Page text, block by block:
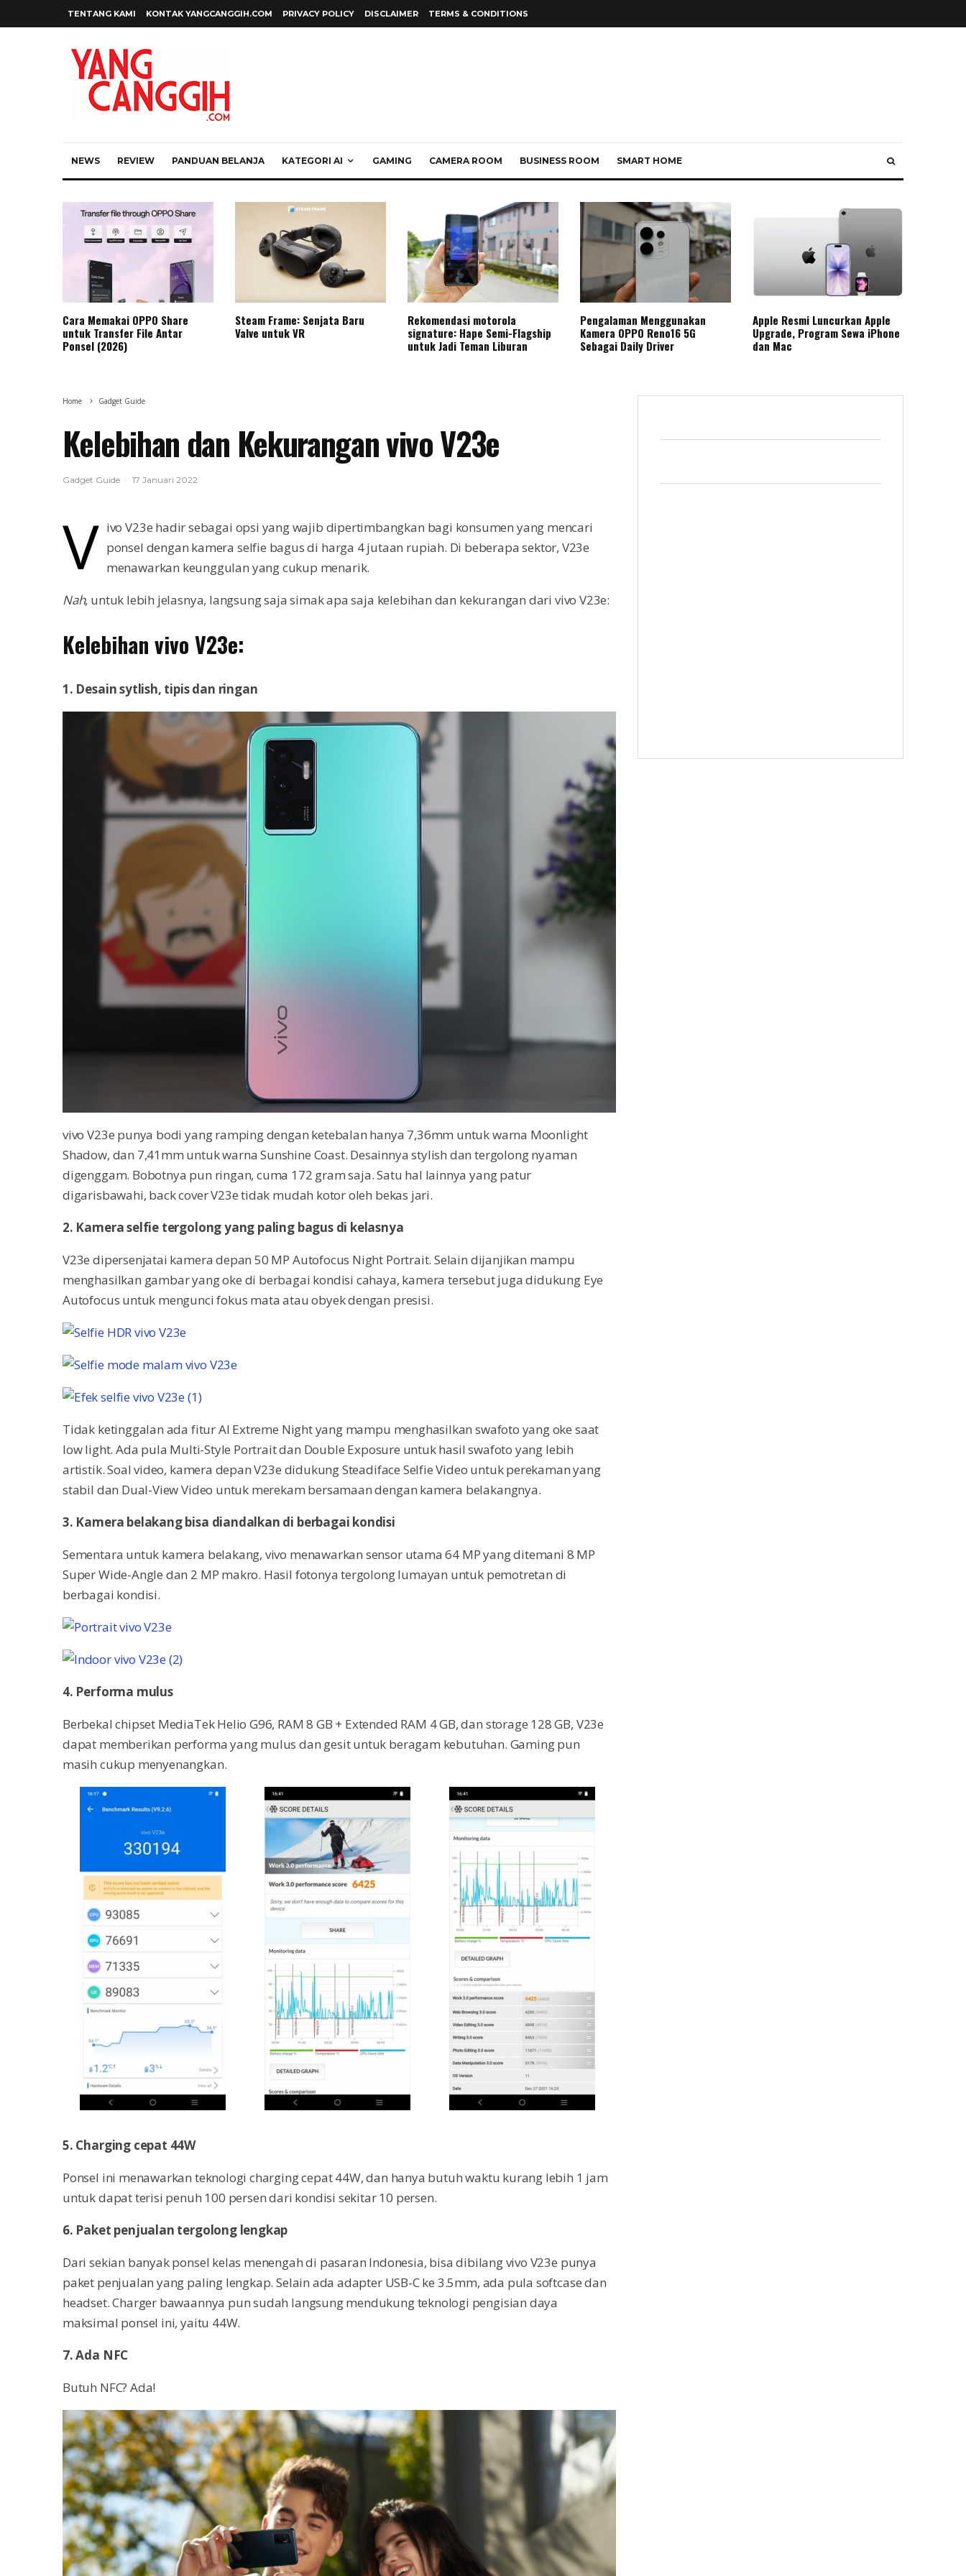
TENTANG KAMI KONTAK YANGCANGGIH.COM PRIVACY POLICY DISCLAIMER TERMS & CONDITIONS
NEWS REVIEW PANDUAN BELANJA KATEGORI AI GAMING CAMERA ROOM BUSINESS ROOM SMART HOME
Cara Memakai OPPO Share
untuk Transfer File Antar
Ponsel (2026)
Steam Frame: Senjata Baru
Valve untuk VR
Rekomendasi motorola
signature: Hape Semi-Flagship
untuk Jadi Teman Liburan
Pengalaman Menggunakan
Kamera OPPO Reno16 5G
Sebagai Daily Driver
Apple Resmi Luncurkan Apple
Upgrade, Program Sewa iPhone
dan Mac
Home Gadget Guide
Kelebihan dan Kekurangan vivo V23e
Gadget Guide · 17 Januari 2022
v ivo V23e hadir sebagai opsi yang wajib dipertimbangkan bagi konsumen yang mencari
ponsel dengan kamera selfie bagus di harga 4 jutaan rupiah. Di beberapa sektor, V23e
menawarkan keunggulan yang cukup menarik.
Nah, untuk lebih jelasnya, langsung saja simak apa saja kelebihan dan kekurangan dari vivo V23e:
Kelebihan vivo V23e:
1. Desain sytlish, tipis dan ringan
vivo V23e punya bodi yang ramping dengan ketebalan hanya 7,36mm untuk warna Moonlight
Shadow, dan 7,41mm untuk warna Sunshine Coast. Desainnya stylish dan tergolong nyaman
digenggam. Bobotnya pun ringan, cuma 172 gram saja. Satu hal lainnya yang patur
digarisbawahi, back cover V23e tidak mudah kotor oleh bekas jari.
2. Kamera selfie tergolong yang paling bagus di kelasnya
V23e dipersenjatai kamera depan 50 MP Autofocus Night Portrait. Selain dijanjikan mampu
menghasilkan gambar yang oke di berbagai kondisi cahaya, kamera tersebut juga didukung Eye
Autofocus untuk mengunci fokus mata atau obyek dengan presisi.
Tidak ketinggalan ada fitur AI Extreme Night yang mampu menghasilkan swafoto yang oke saat
low light. Ada pula Multi-Style Portrait dan Double Exposure untuk hasil swafoto yang lebih
artistik. Soal video, kamera depan V23e didukung Steadiface Selfie Video untuk perekaman yang
stabil dan Dual-View Video untuk merekam bersamaan dengan kamera belakangnya.
3. Kamera belakang bisa diandalkan di berbagai kondisi
Sementara untuk kamera belakang, vivo menawarkan sensor utama 64 MP yang ditemani 8 MP
Super Wide-Angle dan 2 MP makro. Hasil fotonya tergolong lumayan untuk pemotretan di
berbagai kondisi.
4. Performa mulus
Berbekal chipset MediaTek Helio G96, RAM 8 GB + Extended RAM 4 GB, dan storage 128 GB, V23e
dapat memberikan performa yang mulus dan gesit untuk beragam kebutuhan. Gaming pun
masih cukup menyenangkan.
5. Charging cepat 44W
Ponsel ini menawarkan teknologi charging cepat 44W, dan hanya butuh waktu kurang lebih 1 jam
untuk dapat terisi penuh 100 persen dari kondisi sekitar 10 persen.
6. Paket penjualan tergolong lengkap
Dari sekian banyak ponsel kelas menengah di pasaran Indonesia, bisa dibilang vivo V23e punya
paket penjualan yang paling lengkap. Selain ada adapter USB-C ke 3.5mm, ada pula softcase dan
headset. Charger bawaannya pun sudah langsung mendukung teknologi pengisian daya
maksimal ponsel ini, yaitu 44W.
7. Ada NFC
Butuh NFC? Ada!